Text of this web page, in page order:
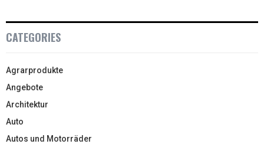
CATEGORIES
Agrarprodukte
Angebote
Architektur
Auto
Autos und Motorräder